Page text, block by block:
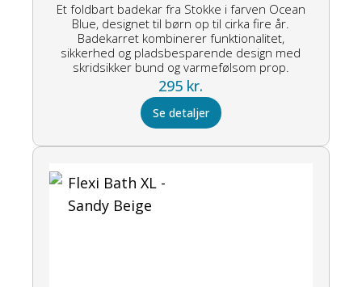
Et foldbart badekar fra Stokke i farven Ocean
Blue, designet til børn op til cirka fire år.
Badekarret kombinerer funktionalitet,
sikkerhed og pladsbesparende design med
skridsikker bund og varmefølsom prop.
295 kr.
Se detaljer